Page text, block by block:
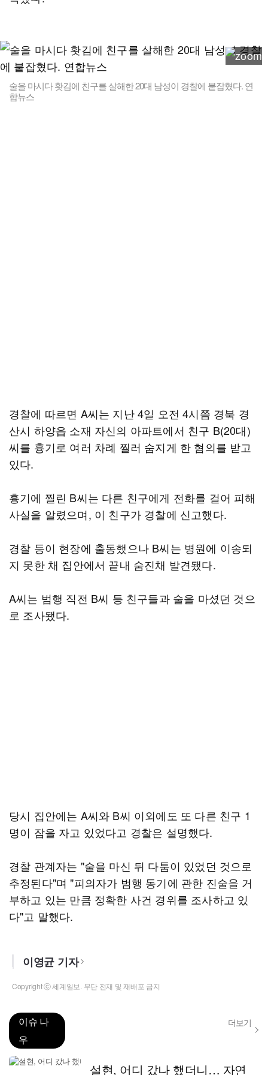
술을 마시다 홧김에 친구를 살해한 20대 남성이 경찰에 붙잡혔다. 연
합뉴스
경찰에 따르면 A씨는 지난 4일 오전 4시쯤 경북 경
산시 하양읍 소재 자신의 아파트에서 친구 B(20대)
씨를 흉기로 여러 차례 찔러 숨지게 한 혐의를 받고
있다.
흉기에 찔린 B씨는 다른 친구에게 전화를 걸어 피해
사실을 알렸으며, 이 친구가 경찰에 신고했다.
경찰 등이 현장에 출동했으나 B씨는 병원에 이송되
지 못한 채 집안에서 끝내 숨진채 발견됐다.
A씨는 범행 직전 B씨 등 친구들과 술을 마셨던 것으
로 조사됐다.
당시 집안에는 A씨와 B씨 이외에도 또 다른 친구 1
명이 잠을 자고 있었다고 경찰은 설명했다.
경찰 관계자는 "술을 마신 뒤 다툼이 있었던 것으로
추정된다"며 "피의자가 범행 동기에 관한 진술을 거
부하고 있는 만큼 정확한 사건 경위를 조사하고 있
다"고 말했다.
이영균 기자
Copyright ⓒ 세계일보. 무단 전재 및 재배포 금지
이슈 나
우
더보기
설현, 어디 갔나 했더니… 자연